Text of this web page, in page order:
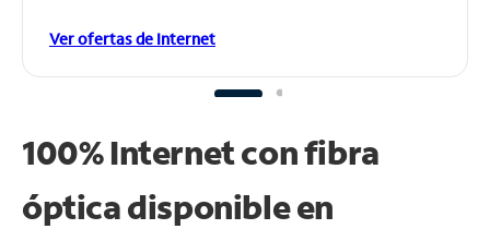
Ver ofertas de Internet
100% Internet con fibra
óptica disponible en